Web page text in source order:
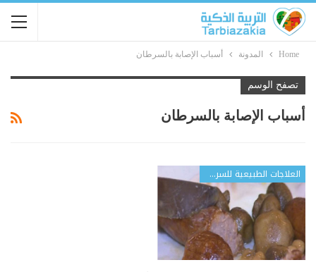
Home المدونة أسباب الإصابة بالسرطان
تصفح الوسم
أسباب الإصابة بالسرطان
العلاجات الطبيعية للسرطان